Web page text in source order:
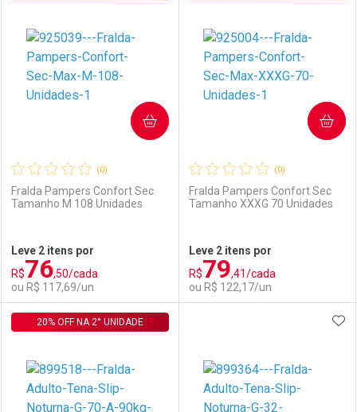
Laboratório
Comprar sem Desconto
Por R$ 64,90/cada
Por Menos
Comprar sem Desconto
Por R$ 64,90/cada
Laboratório
Comprar sem Desconto
Por R$ 152,99/cada
Por Menos
Comprar sem Desconto
Por R$ 152,99/cada
(0)
Fralda Pampers Confort Sec
Tamanho M 108 Unidades
Leve 2 itens por
R$76,50/cada
ou R$ 117,69/un
COMPRAR
Laboratório
Por Menos
(0)
Fralda Pampers Confort Sec
Tamanho XXXG 70 Unidades
Leve 2 itens por
R$79,41/cada
ou R$ 122,17/un
COMPRAR
Laboratório
Por Menos
20% OFF NA 2° UNIDADE